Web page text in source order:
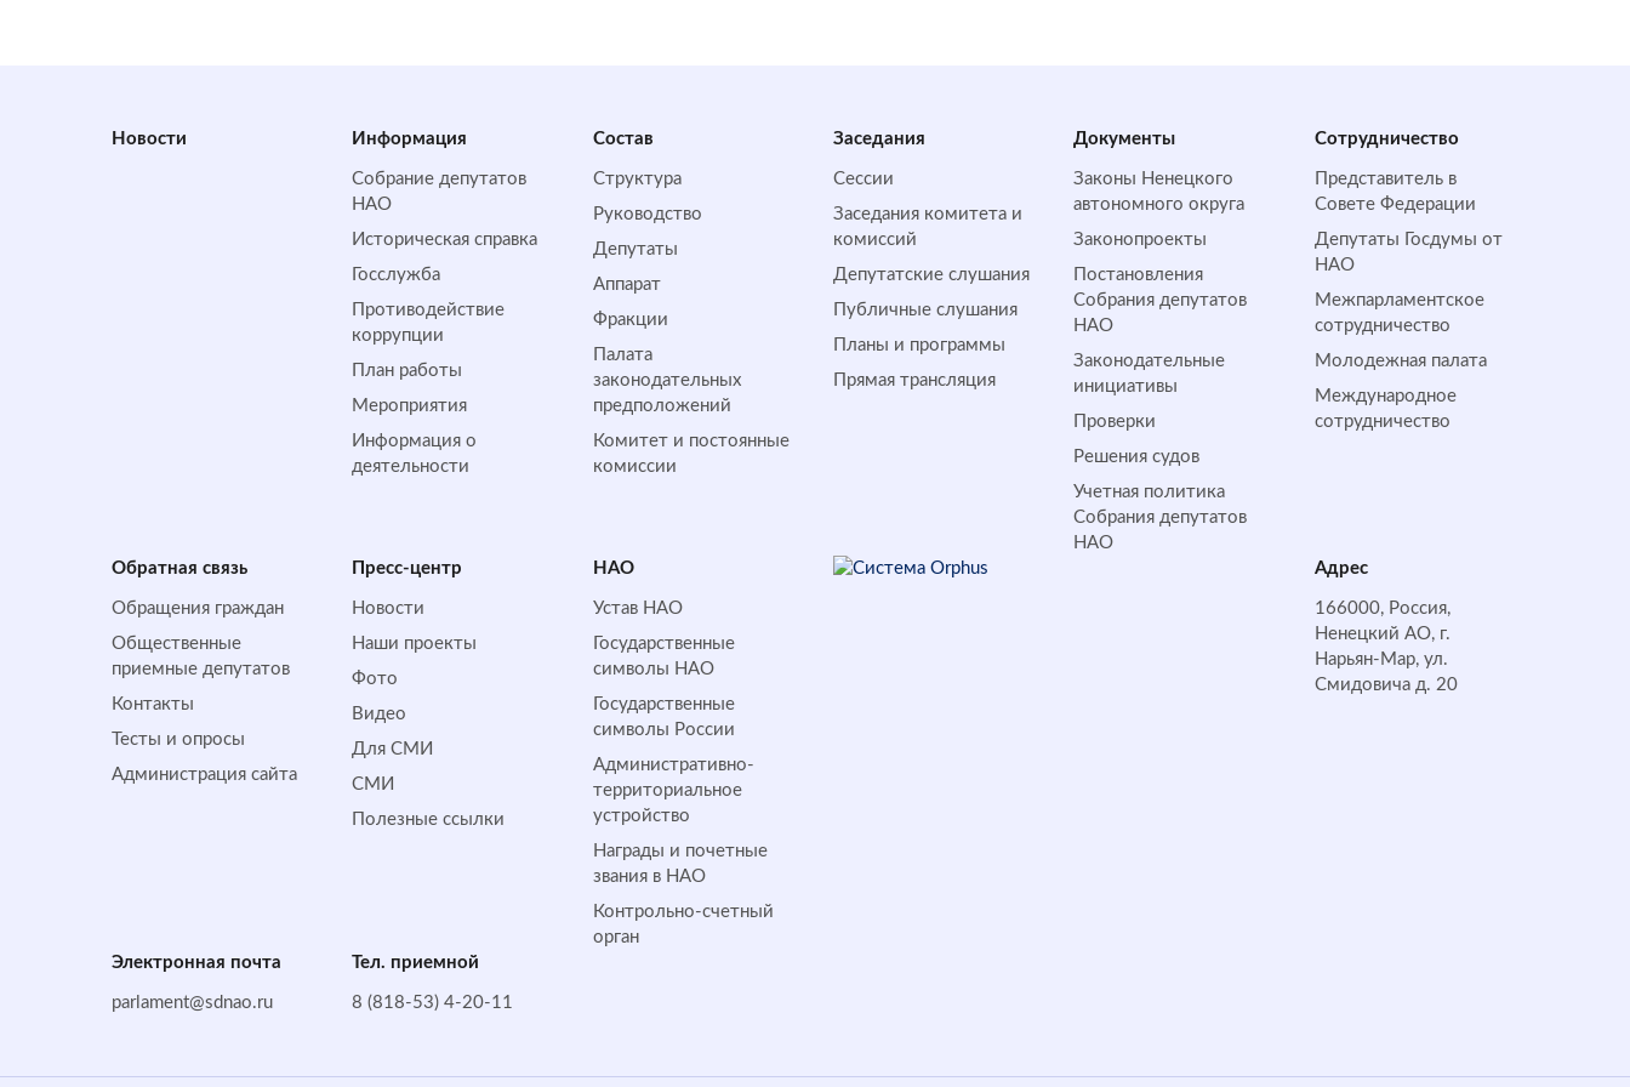
Новости Информация
Собрание депутатов
НАО
Историческая справка
Госслужба
Противодействие
коррупции
План работы
Мероприятия
Информация о
деятельности
Состав
Структура
Руководство
Депутаты
Аппарат
Фракции
Палата
законодательных
предположений
Комитет и постоянные
комиссии
Заседания
Сессии
Заседания комитета и
комиссий
Депутатские слушания
Публичные слушания
Планы и программы
Прямая трансляция
Документы
Законы Ненецкого
автономного округа
Законопроекты
Постановления
Собрания депутатов
НАО
Законодательные
инициативы
Проверки
Решения судов
Учетная политика
Собрания депутатов
НАО
Сотрудничество
Представитель в
Совете Федерации
Депутаты Госдумы от
НАО
Межпарламентское
сотрудничество
Молодежная палата
Международное
сотрудничество
Обратная cвязь
Обращения граждан
Общественные
приемные депутатов
Контакты
Тесты и опросы
Администрация сайта
Пресс-центр
Новости
Наши проекты
Фото
Видео
Для СМИ
СМИ
Полезные ссылки
НАО
Устав НАО
Государственные
символы НАО
Государственные
символы России
Административно-
территориальное
устройство
Награды и почетные
звания в НАО
Контрольно-счетный
орган
Адрес
166000, Россия,
Ненецкий АО, г.
Нарьян-Мар, ул.
Смидовича д. 20
Электронная почта
parlament@sdnao.ru
Тел. приемной
8 (818-53) 4-20-11